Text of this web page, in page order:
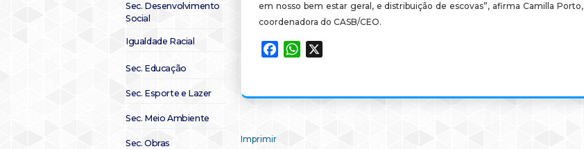
Sec. Desenvolvimento
Social
Igualdade Racial
Sec. Educação
Sec. Esporte e Lazer
Sec. Meio Ambiente
Sec. Obras
em nosso bem estar geral, e distribuição de escovas”, afirma Camilla Porto,
coordenadora do CASB/CEO.
FacebookWhatsApp
Imprimir